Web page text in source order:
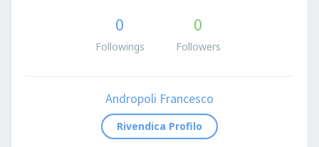
0
Followings
0
Followers
Andropoli Francesco
Rivendica Profilo